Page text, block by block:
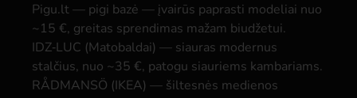
Pigu.lt — pigi bazė — įvairūs paprasti modeliai nuo
~15 €, greitas sprendimas mažam biudžetui.
IDZ‑LUC (Matobaldai) — siauras modernus
stalčius, nuo ~35 €, patogu siauriems kambariams.
RÅDMANSÖ (IKEA) — šiltesnės medienos